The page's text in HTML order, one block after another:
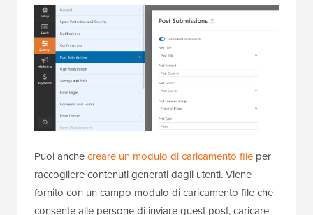
Puoi anchecreare un modulo di caricamento file per
raccogliere contenuti generati dagli utenti. Viene
fornito con un campo modulo di caricamento file che
consente alle persone di inviare guest post, caricare